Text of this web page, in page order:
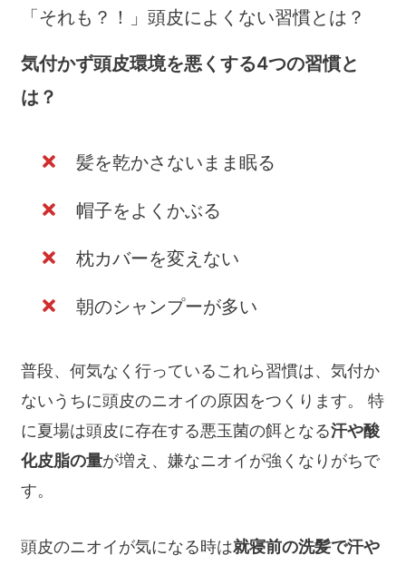
「それも？！」頭皮によくない習慣とは？
気付かず頭皮環境を悪くする4つの習慣と
は？
髪を乾かさないまま眠る
帽子をよくかぶる
枕カバーを変えない
朝のシャンプーが多い
普段、何気なく行っているこれら習慣は、気付か
ないうちに頭皮のニオイの原因をつくります。 特
に夏場は頭皮に存在する悪玉菌の餌となる汗や酸
化皮脂の量が増え、嫌なニオイが強くなりがちで
す。
頭皮のニオイが気になる時は就寝前の洗髪で汗や